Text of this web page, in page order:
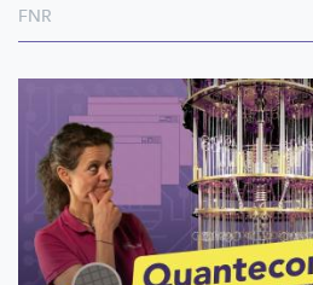
FNR